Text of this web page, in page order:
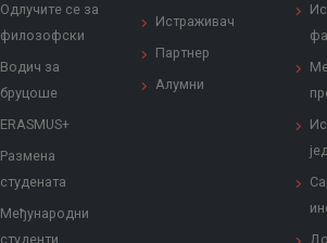
Одлучите се за
филозофски
Водич за
бруцоше
ERASMUS+
Размена
студената
Међународни
студенти
Истраживач
Партнер
Алумни